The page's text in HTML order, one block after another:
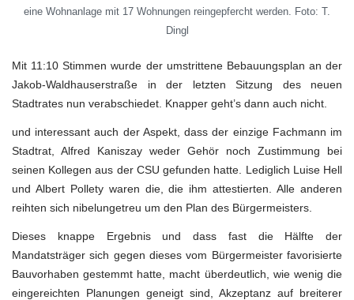
eine Wohnanlage mit 17 Wohnungen reingepfercht werden. Foto: T.
Dingl
Mit 11:10 Stimmen wurde der umstrittene Bebauungsplan an der
Jakob-Waldhauserstraße in der letzten Sitzung des neuen
Stadtrates nun verabschiedet. Knapper geht’s dann auch nicht.
und interessant auch der Aspekt, dass der einzige Fachmann im
Stadtrat, Alfred Kaniszay weder Gehör noch Zustimmung bei
seinen Kollegen aus der CSU gefunden hatte. Lediglich Luise Hell
und Albert Pollety waren die, die ihm attestierten. Alle anderen
reihten sich nibelungetreu um den Plan des Bürgermeisters.
Dieses knappe Ergebnis und dass fast die Hälfte der
Mandatsträger sich gegen dieses vom Bürgermeister favorisierte
Bauvorhaben gestemmt hatte, macht überdeutlich, wie wenig die
eingereichten Planungen geneigt sind, Akzeptanz auf breiterer